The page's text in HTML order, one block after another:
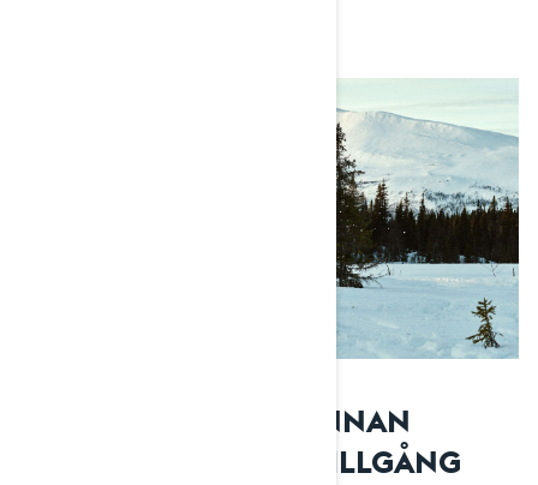
VAD BÖR DU GÖRA INNAN
FÄRDEN FÖR ATT FÅ TILLGÅNG